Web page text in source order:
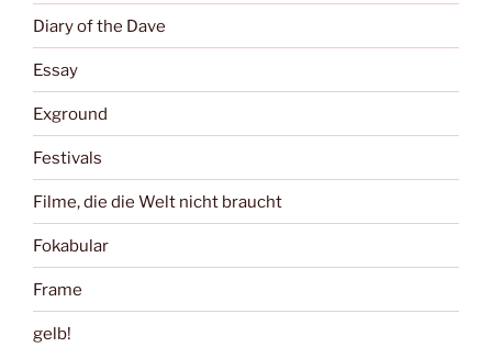
Diary of the Dave
Essay
Exground
Festivals
Filme, die die Welt nicht braucht
Fokabular
Frame
gelb!